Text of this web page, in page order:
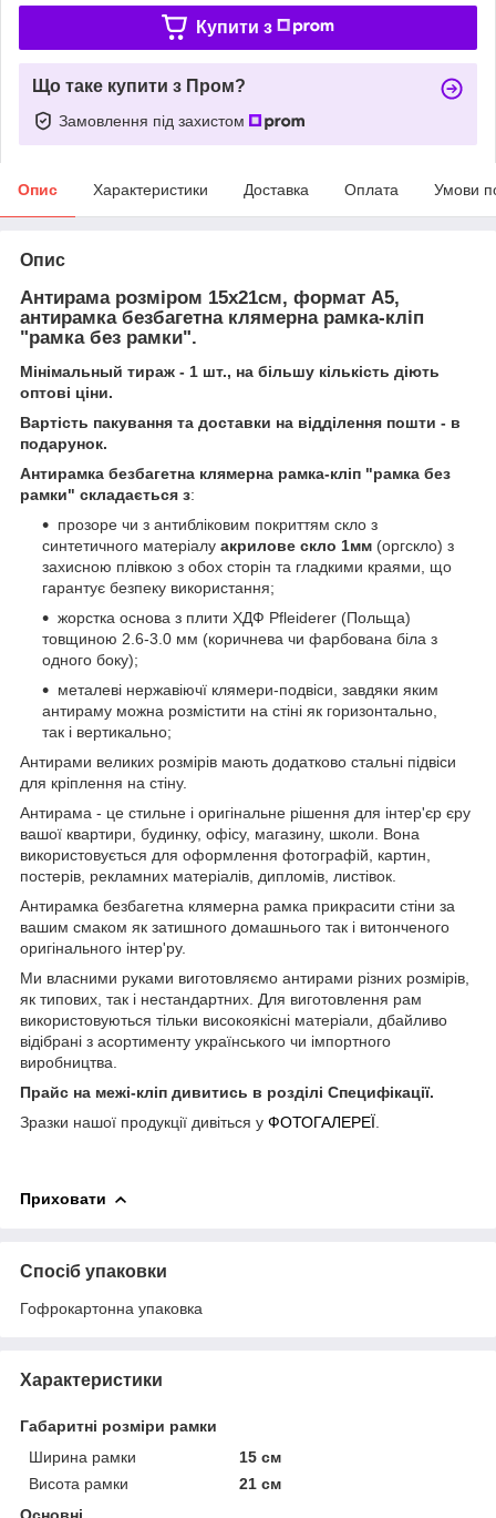
Купити з
Що таке купити з Пром?
Замовлення під захистом
Опис Характеристики Доставка Оплата Умови
Опис
Антирама розміром 15х21см, формат А5,
антирамка безбагетна клямерна рамка-кліп
"рамка без рамки".
Мінімальный тираж - 1 шт., на більшу кількість діють
оптові ціни.
Вартість пакування та доставки на відділення пошти - в
подарунок.
Антирамка безбагетна клямерна рамка-кліп "рамка без
рамки" складається з:
прозоре чи з антибліковим покриттям скло з
синтетичного матеріалу акрилове скло 1мм (оргскло) з
захисною плівкою з обох сторін та гладкими краями, що
гарантує безпеку використання;
жорстка основа з плити ХДФ Pfleiderer (Польща)
товщиною 2.6-3.0 мм (коричнева чи фарбована біла з
одного боку);
металеві нержавіючї клямери-подвіси, завдяки яким
антираму можна розмістити на стіні як горизонтально,
так і вертикально;
Антирами великих розмірів мають додатково стальні підвіси
для кріплення на стіну.
Антирама - це стильне і оригінальне рішення для інтер'єр єру
вашої квартири, будинку, офісу, магазину, школи. Вона
використовується для оформлення фотографій, картин,
постерів, рекламних матеріалів, дипломів, листівок.
Антирамка безбагетна клямерна рамка прикрасити стіни за
вашим смаком як затишного домашнього так і витонченого
оригінального інтер'ру.
Ми власними руками виготовляємо антирами різних розмірів,
як типових, так і нестандартних. Для виготовлення рам
використовуються тільки високоякісні матеріали, дбайливо
відібрані з асортименту українського чи імпортного
виробництва.
Прайс на межі-кліп дивитись в розділі Специфікації.
Зразки нашої продукції дивіться у ФОТОГАЛЕРЕЇ
Приховати
Спосіб упаковки
Гофрокартонна упаковка
Характеристики
Габаритні розміри рамки
Ширина рамки
15 см
Висота рамки
21 см
Основні